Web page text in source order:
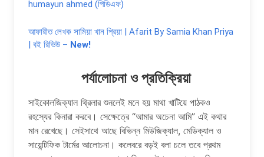
humayun ahmed (পিডিএফ)
আফারীত লেখক সামিয়া খান প্রিয়া | Afarit By Samia Khan Priya
| বই রিভিউ – New!
পর্যালোচনা ও প্রতিক্রিয়া
সাইকোলজিক্যাল থ্রিলার শুনলেই মনে হয় মাথা খাটিয়ে পাঠকও
রহস্যের কিনারা করবে। সেক্ষেত্রে “আমার অচেনা আমি” এই কথার
মান রেখেছে। সেইসাথে আছে বিভিন্ন মিউজিক্যাল, মেডিক্যাল ও
সায়েন্টিফিক টার্মের আলোচনা। কলেবরে বড়ই বলা চলে তবে প্রথম